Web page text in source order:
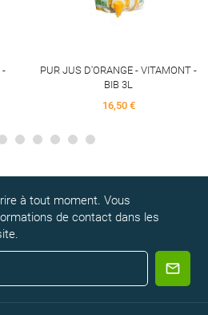
-
PUR JUS D'ORANGE - VITAMONT -
BIB 3L
16,50 €
à tout moment. Vous
de contact dans les